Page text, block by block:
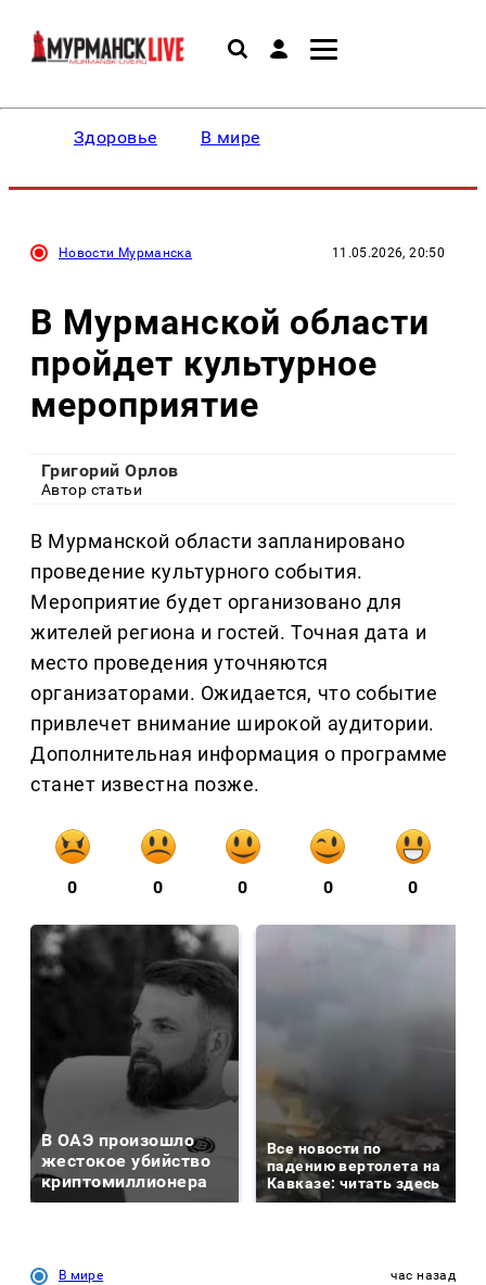
Здоровье В мире
Новости Мурманска 11.05.2026, 20:50
В Мурманской области
пройдет культурное
мероприятие
Григорий Орлов
Автор статьи
В Мурманской области запланировано
проведение культурного события.
Мероприятие будет организовано для
жителей региона и гостей. Точная дата и
место проведения уточняются
организаторами. Ожидается, что событие
привлечет внимание широкой аудитории.
Дополнительная информация о программе
станет известна позже.
0 0 0 0 0
В ОАЭ произошло
жестокое убийство
криптомиллионера
Все новости по
падению вертолета на
Кавказе: читать здесь
В мире час назад